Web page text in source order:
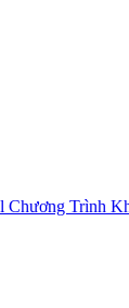
Chương Trình